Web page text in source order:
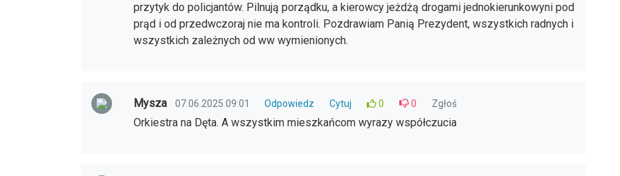
przytyk do policjantów. Pilnują porządku, a kierowcy jeżdżą drogami jednokierunkowyni pod
prąd i od przedwczoraj nie ma kontroli. Pozdrawiam Panią Prezydent, wszystkich radnych i
wszystkich zależnych od ww wymienionych.
Mysza 07.06.2025 09:01 Odpowiedz Cytuj 0 0 Zgłoś
Orkiestra na Dęta. A wszystkim mieszkańcom wyrazy współczucia